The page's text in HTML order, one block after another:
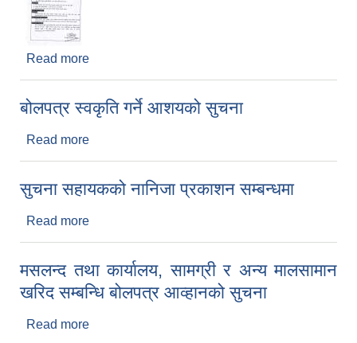
Read more
बोलपत्र स्वकृति गर्ने आशयको सुचना
Read more
सुचना सहायकको नानिजा प्रकाशन सम्बन्धमा
Read more
मसलन्द तथा कार्यालय, सामग्री र अन्य मालसामान
खरिद सम्बन्धि बोलपत्र आव्हानको सुचना
Read more